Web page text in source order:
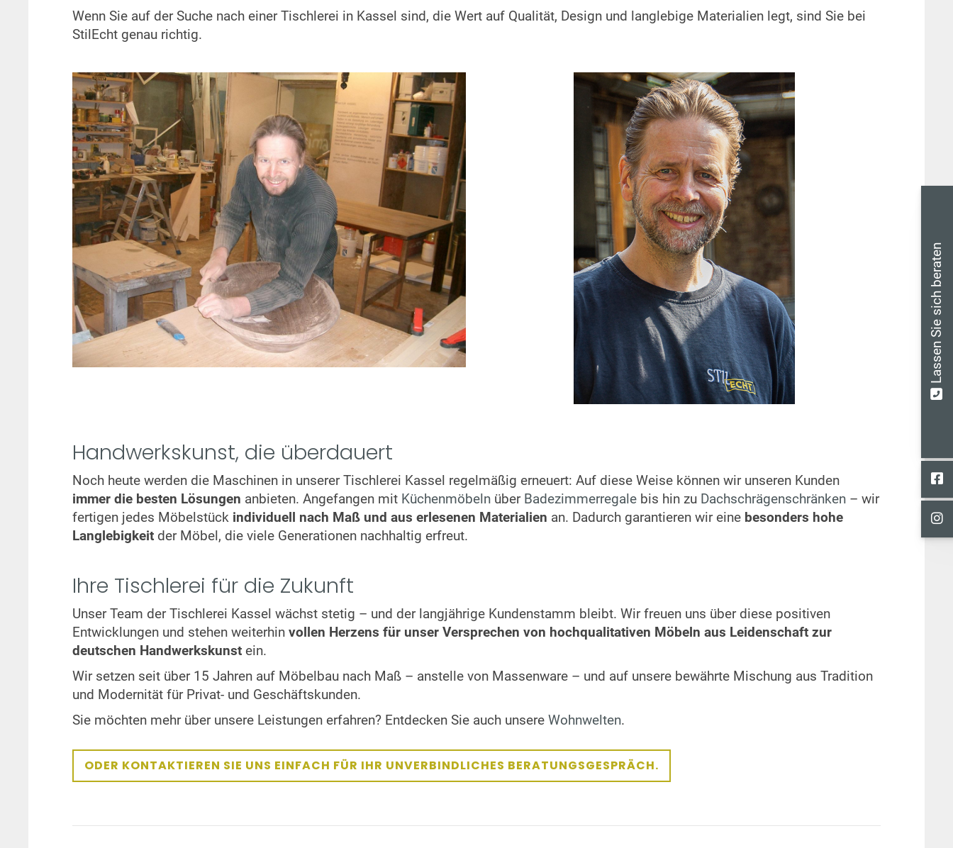
Wenn Sie auf der Suche nach einer Tischlerei in Kassel sind, die Wert auf Qualität, Design und langlebige Materialien legt, sind Sie bei
StilEcht genau richtig.
Handwerkskunst, die überdauert
Noch heute werden die Maschinen in unserer Tischlerei Kassel regelmäßig erneuert: Auf diese Weise können wir unseren Kunden
immer die besten Lösungen anbieten. Angefangen mit Küchenmöbeln über Badezimmerregale bis hin zu Dachschrägenschränken – wir
fertigen jedes Möbelstück individuell nach Maß und aus erlesenen Materialien an. Dadurch garantieren wir eine besonders hohe
Langlebigkeit der Möbel, die viele Generationen nachhaltig erfreut.
Ihre Tischlerei für die Zukunft
Unser Team der Tischlerei Kassel wächst stetig – und der langjährige Kundenstamm bleibt. Wir freuen uns über diese positiven
Entwicklungen und stehen weiterhin vollen Herzens für unser Versprechen von hochqualitativen Möbeln aus Leidenschaft zur
deutschen Handwerkskunst ein.
Wir setzen seit über 15 Jahren auf Möbelbau nach Maß – anstelle von Massenware – und auf unsere bewährte Mischung aus Tradition
und Modernität für Privat- und Geschäftskunden.
Sie möchten mehr über unsere Leistungen erfahren? Entdecken Sie auch unsere Wohnwelten.
ODER KONTAKTIEREN SIE UNS EINFACH FÜR IHR UNVERBINDLICHES BERATUNGSGESPRÄCH.
Lassen Sie sich beraten